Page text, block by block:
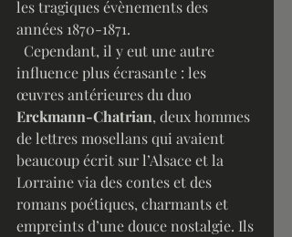
les tragiques évènements des
années 1870-1871.
influence plus écrasante : les
œuvres antérieures du duo
Erckmann-Chatrian, deux hommes
de lettres mosellans qui avaient
beaucoup écrit sur l’Alsace et la
Lorraine via des contes et des
romans poétiques, charmants et
empreints d’une douce nostalgie. Ils